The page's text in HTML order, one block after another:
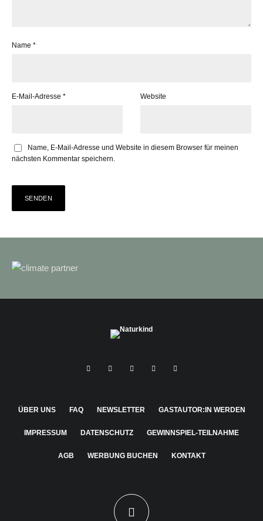
Name *
E-Mail-Adresse * Website
Name, E-Mail-Adresse und Website in diesem Browser für meinen
nächsten Kommentar speichern.
ÜBER UNS FAQ NEWSLETTER GASTAUTOR:IN WERDEN
IMPRESSUM DATENSCHUTZ GEWINNSPIEL-TEILNAHME
AGB WERBUNG BUCHEN KONTAKT